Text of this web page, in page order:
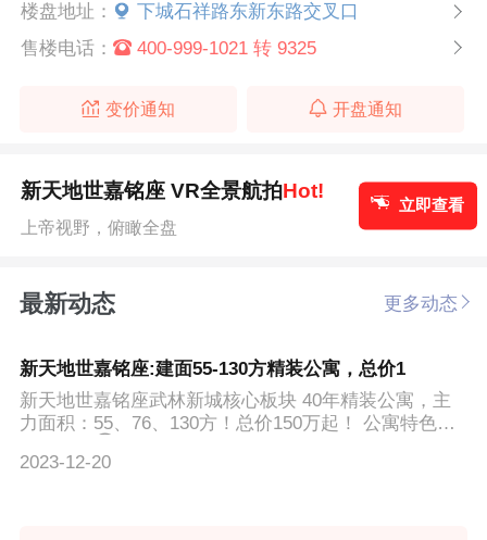
楼盘地址：
下城石祥路东新东路交叉口
售楼电话：
400-999-1021 转 9325
变价通知 开盘通知
新天地世嘉铭座 VR全景航拍Hot!
上帝视野，俯瞰全盘
立即查看
最新动态 更多动态
新天地世嘉铭座:建面55-130方精装公寓，总价1
新天地世嘉铭座武林新城核心板块 40年精装公寓，主
力面积：55、76、130方！总价150万起！ 公寓特色：7
2023-12-20